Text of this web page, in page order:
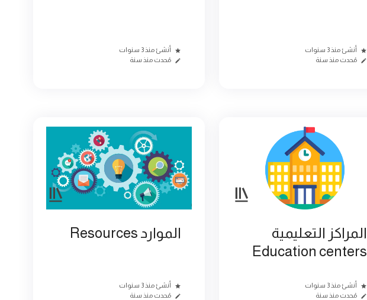
أنشئ منذ 3 سنوات
مُحدث منذ سنة
أنشئ منذ 3 سنوات
مُحدث منذ سنة
المراكز التعليمية
Education centers
أنشئ منذ 3 سنوات
مُحدث منذ سنة
الموارد Resources
أنشئ منذ 3 سنوات
مُحدث منذ سنة